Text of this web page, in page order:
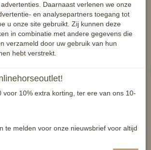
tegen vliegen en andere insecten
kwaliteit
tot 30 graden
Daarnaast verlenen we onze
en analysepartners toegang tot
u onze site gebruikt. Zij kunnen deze
in combinatie met andere gegevens die
verzameld door uw gebruik van hun
hebt verstrekt.
voor 10% extra korting, ter ere van ons 10-
te melden voor onze nieuwsbrief voor altijd